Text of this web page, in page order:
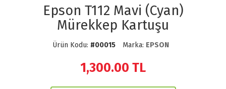
Epson T112 Mavi (Cyan)
Mürekkep Kartuşu
Ürün Kodu: #00015 Marka: EPSON
1,300.00 TL